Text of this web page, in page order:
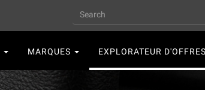
Search
MARQUES EXPLORATEUR D'OFFRES